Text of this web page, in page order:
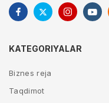
KATEGORIYALAR
Biznes reja
Taqdimot